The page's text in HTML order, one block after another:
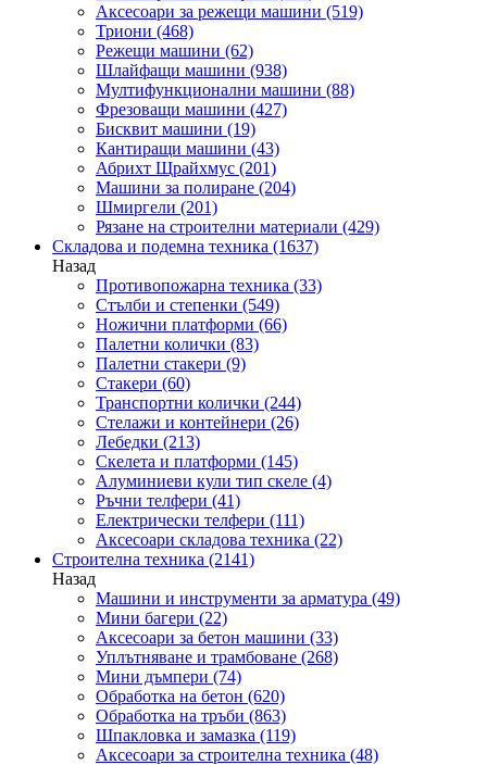
Аксесоари за режещи машини (519)
Триони (468)
Режещи машини (62)
Шлайфащи машини (938)
Мултифункционални машини (88)
Фрезоващи машини (427)
Бисквит машини (19)
Кантиращи машини (43)
Абрихт Щрайхмус (201)
Машини за полиране (204)
Шмиргели (201)
Рязане на строителни материали (429)
Складова и подемна техника (1637)
Назад
Противопожарна техника (33)
Стълби и степенки (549)
Ножични платформи (66)
Палетни колички (83)
Палетни стакери (9)
Стакери (60)
Транспортни колички (244)
Стелажи и контейнери (26)
Лебедки (213)
Скелета и платформи (145)
Алуминиеви кули тип скеле (4)
Ръчни телфери (41)
Електрически телфери (111)
Аксесоари складова техника (22)
Строителна техника (2141)
Назад
Машини и инструменти за арматура (49)
Мини багери (22)
Аксесоари за бетон машини (33)
Уплътняване и трамбоване (268)
Мини дъмпери (74)
Обработка на бетон (620)
Обработка на тръби (863)
Шпакловка и замазка (119)
Аксесоари за строителна техника (48)